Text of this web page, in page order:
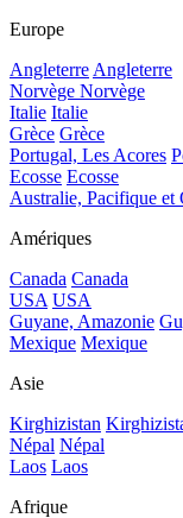
Europe
Angleterre Angleterre
Norvège Norvège
Italie Italie
Grèce Grèce
Portugal, Les Acores
Ecosse Ecosse
Australie, Pacifique et
Amériques
Canada Canada
USA USA
Guyane, Amazonie
Mexique Mexique
Asie
Kirghizistan
Népal Népal
Laos Laos
Afrique